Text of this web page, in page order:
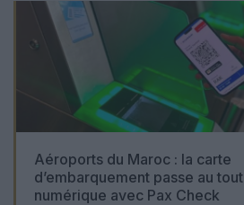
Aéroports du Maroc : la carte
d’embarquement passe au tout
numérique avec Pax Check